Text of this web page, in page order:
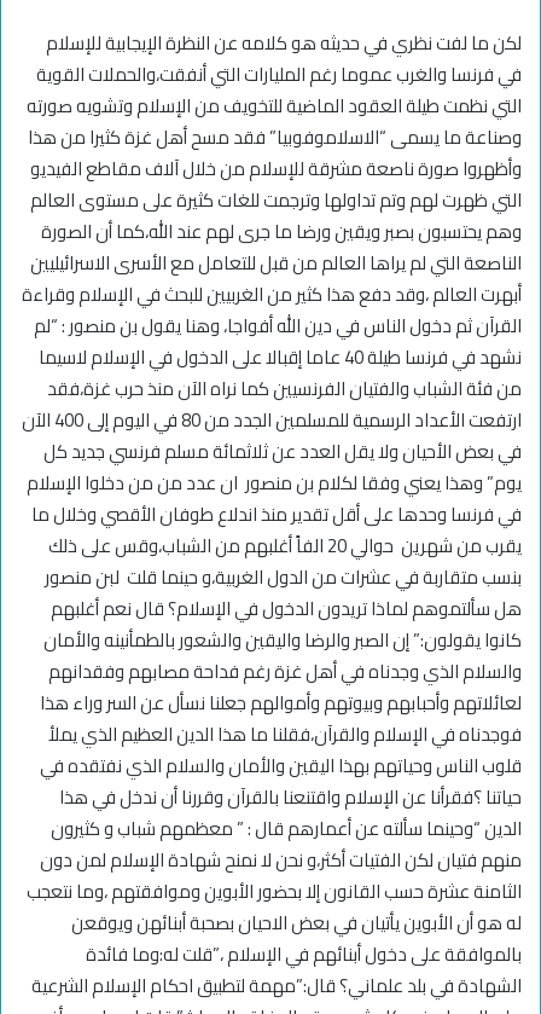
‏لكن ما لفت نظري في حديثه هو كلامه عن النظرة الإيجابية للإسلام
في فرنسا والغرب عموما رغم المليارات التي أنفقت،والحملات القوية
التي نظمت طيلة العقود الماضية للتخويف من الإسلام وتشويه صورته
وصناعة ما يسمى “الاسلاموفوبيا” فقد مسح أهل غزة كثيرا من هذا
وأظهروا صورة ناصعة مشرقة للإسلام من خلال آلاف مقاطع الفيديو
التي ظهرت لهم وتم تداولها وترجمت للغات كثيرة على مستوى العالم
وهم يحتسبون بصبر ويقين ورضا ما جرى لهم عند الله،كما أن الصورة
الناصعة التي لم يراها العالم من قبل للتعامل مع الأسرى الاسرائيليين
أبهرت العالم ،وقد دفع هذا كثير من الغربيين للبحث في الإسلام وقراءة
القرآن ثم دخول الناس في دين الله أفواجا، وهنا يقول بن منصور : “لم
نشهد في فرنسا طيلة 40 عاما إقبالا على الدخول في الإسلام لاسيما
من فئة الشباب والفتيان الفرنسيين كما نراه الآن منذ حرب غزة،فقد
ارتفعت الأعداد الرسمية للمسلمين الجدد من 80 في اليوم إلى 400 الآن
في بعض الأحيان ولا يقل العدد عن ثلاثمائة مسلم فرنسي جديد كل
يوم” وهذا يعني وفقا لكلام بن منصور ان عدد من من دخلوا الإسلام
في فرنسا وحدها على أقل تقدير منذ اندلاع طوفان الأقصي وخلال ما
يقرب من شهرين حوالي 20 الفاً أغلبهم من الشباب،وقس على ذلك
بنسب متقاربة في عشرات من الدول الغربية،و حينما قلت لبن منصور
هل سألتموهم لماذا تريدون الدخول في الإسلام؟ قال نعم أغلبهم
كانوا يقولون:” إن الصبر والرضا واليقين والشعور بالطمأنينه والأمان
والسلام الذي وجدناه في أهل غزة رغم فداحة مصابهم وفقدانهم
لعائلاتهم وأحبابهم وبيوتهم وأموالهم جعلنا نسأل عن السر وراء هذا
فوجدناه في الإسلام والقرآن،فقلنا ما هذا الدين العظيم الذي يملأ
قلوب الناس وحياتهم بهذا اليقين والأمان والسلام الذي نفتقده في
حياتنا ؟فقرأنا عن الإسلام واقتنعنا بالقرآن وقررنا أن ندخل في هذا
الدين “وحينما سألته عن أعمارهم قال : ” معظمهم شباب و كثيرون
منهم فتيان لكن الفتيات أكثر،و نحن لا نمنح شهادة الإسلام لمن دون
الثامنة عشرة حسب القانون إلا بحضور الأبوين وموافقتهم ،وما نتعجب
له هو أن الأبوين يأتيان في بعض الاحيان بصحبة أبنائهن ويوقعن
بالموافقة على دخول أبنائهم في الإسلام ،”قلت له:وما فائدة
الشهادة في بلد علماني؟ قال:”مهمة لتطبيق احكام الإسلام الشرعية